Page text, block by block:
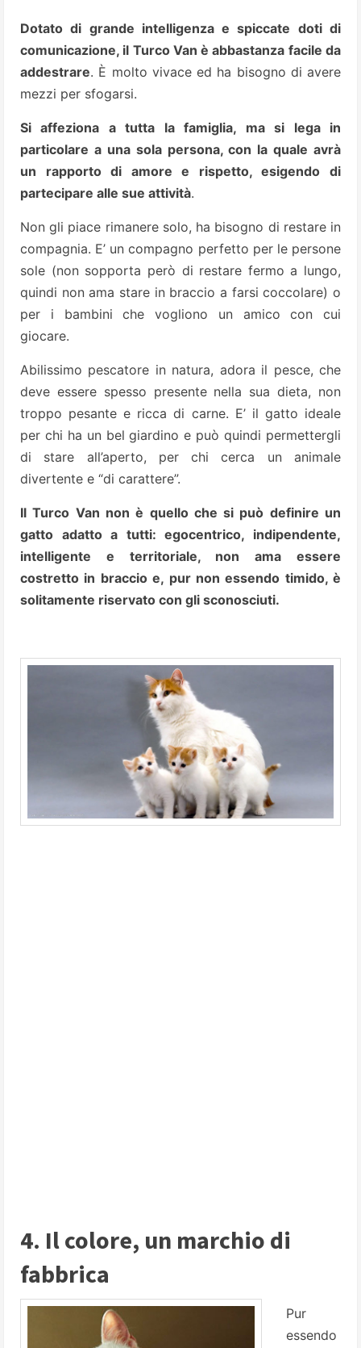
Dotato di grande intelligenza e spiccate doti di
comunicazione, il Turco Van è abbastanza facile da
addestrare. È molto vivace ed ha bisogno di avere
mezzi per sfogarsi.
Si affeziona a tutta la famiglia, ma si lega in
particolare a una sola persona, con la quale avrà
un rapporto di amore e rispetto, esigendo di
partecipare alle sue attività.
Non gli piace rimanere solo, ha bisogno di restare in
compagnia. E’ un compagno perfetto per le persone
sole (non sopporta però di restare fermo a lungo,
quindi non ama stare in braccio a farsi coccolare) o
per i bambini che vogliono un amico con cui
giocare.
Abilissimo pescatore in natura, adora il pesce, che
deve essere spesso presente nella sua dieta, non
troppo pesante e ricca di carne. E’ il gatto ideale
per chi ha un bel giardino e può quindi permettergli
di stare all’aperto, per chi cerca un animale
divertente e “di carattere”.
Il Turco Van non è quello che si può definire un
gatto adatto a tutti: egocentrico, indipendente,
intelligente e territoriale, non ama essere
costretto in braccio e, pur non essendo timido, è
solitamente riservato con gli sconosciuti.
4. Il colore, un marchio di
fabbrica
Pur
essendo